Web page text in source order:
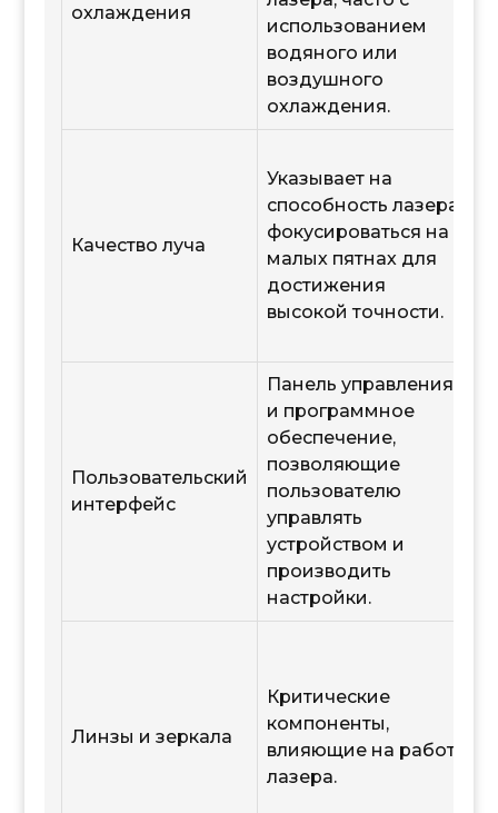
охлаждения
использованием
водяного или
воздушного
охлаждения.
Качество луча
Указывает на
способность лазера
фокусироваться на
малых пятнах для
достижения
высокой точности.
Пользовательский
интерфейс
Панель управления
и программное
обеспечение,
позволяющие
пользователю
управлять
устройством и
производить
настройки.
Линзы и зеркала
Критические
компоненты,
влияющие на работу
лазера.